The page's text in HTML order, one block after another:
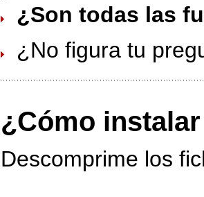
¿Son todas las
¿No figura tu
¿Cómo
Descomprime los